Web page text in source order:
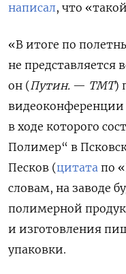
написал, что
«В итоге по
не
он (Путин. — ТМТ)
видеоконференции
в ходе которого
Полимер“ в
Песков (цитата по
словам, на заводе
полимерной
и изготовления
упаковки.